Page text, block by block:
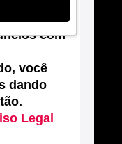
nas
com
você
dando
Legal